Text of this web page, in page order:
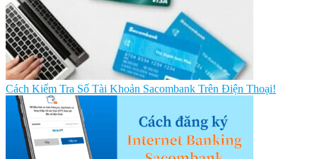
Cách Kiểm Tra Số Tài Khoản Sacombank Trên Điện Thoại!